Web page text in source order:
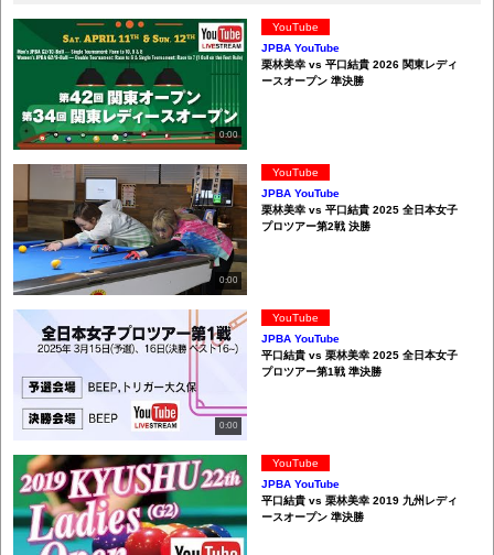
0:00
YouTube
JPBA YouTube
栗林美幸 vs 平口結貴 2026 関東レディ
ースオープン 準決勝
0:00
YouTube
JPBA YouTube
栗林美幸 vs 平口結貴 2025 全日本女子
プロツアー第2戦 決勝
0:00
YouTube
JPBA YouTube
平口結貴 vs 栗林美幸 2025 全日本女子
プロツアー第1戦 準決勝
YouTube
JPBA YouTube
平口結貴 vs 栗林美幸 2019 九州レディ
ースオープン 準決勝